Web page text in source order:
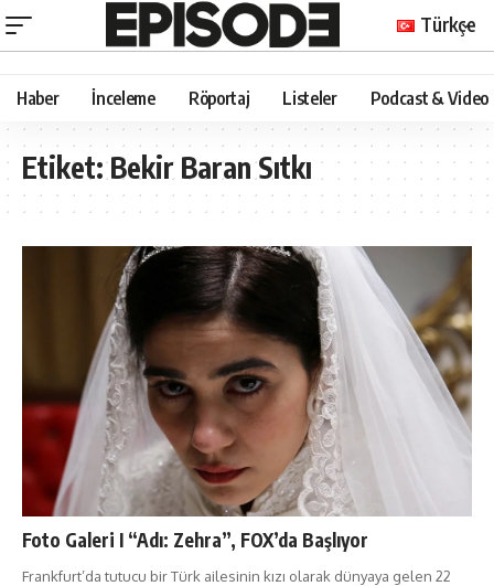
Türkçe
Haber İnceleme Röportaj Listeler Podcast & Video
Etiket:Bekir Baran Sıtkı
Foto Galeri I “Adı: Zehra”, FOX’da Başlıyor
Frankfurt’da tutucu bir Türk ailesinin kızı olarak dünyaya gelen 22